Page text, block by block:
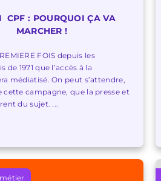
CPF : POURQUOI ÇA VA
MARCHER !
FOIS depuis les
de 1971 que l’accès à la
médiatisé. On peut s’attendre,
cette campagne, que la presse et
du sujet. ...